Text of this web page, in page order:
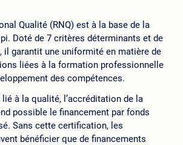
Qualité (RNQ) est à la base de la
Doté de 7 critères déterminants et de
il garantit une uniformité en matière de
liées à la formation professionnelle
des compétences.
lié à la qualité, l’accréditation de la
possible le financement par fonds
Sans cette certification, les
bénéficier que de financements